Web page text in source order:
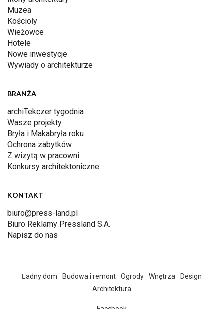
Muzea
Kościoły
Wieżowce
Hotele
Nowe inwestycje
Wywiady o architekturze
BRANŻA
archiTekczer tygodnia
Wasze projekty
Bryła i Makabryła roku
Ochrona zabytków
Z wizytą w pracowni
Konkursy architektoniczne
KONTAKT
biuro@press-land.pl
Biuro Reklamy Pressland S.A.
Napisz do nas
Ładny dom Budowa i remont Ogrody Wnętrza
Design
Architektura